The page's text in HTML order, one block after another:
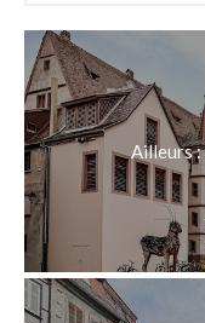
Ailleurs :